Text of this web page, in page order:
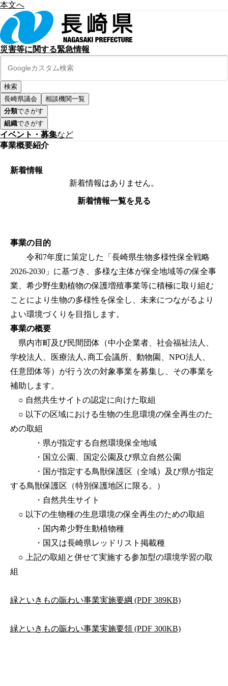
本文へ
災害等に関する緊急情報
長崎県議会
相談機関一覧
分類でさがす
組織でさがす
イベント・募集など
事業概要紹介
新着情報
新着情報はありません。
新着情報一覧を見る
事業の目的
令和7年度に策定した「長崎県生物多様性保全戦略
2026-2030」に基づき、多様な主体が保全地域等の保全事
業、希少野生動植物の保護増殖事業等に積極に取り組む
ことにより生物の多様性を保全し、未来につながるより
よい環境づくりを目指します。
事業の概要
県内市町及び民間団体（中小企業者、社会福祉法人、
学校法人、医療法人､商工会議所、動物園、NPO法人、
任意団体等）が行う次の対象事業を募集し、その事業を
補助します。
○ 自然共生サイトの認定に向けた取組
○ 以下の区域における生物の生息環境の保全再生のた
めの取組
・県が指定する自然環境保全地域
・国立公園、国定公園及び県立自然公園
・国が指定する鳥獣保護区（全域）及び県が指定
する鳥獣保護区（特別保護地区に限る。）
・自然共生サイト
○ 以下の生物種の生息環境の保全再生のための取組
・国内希少野生動植物種
・国又は長崎県レッドリスト掲載種
○ 上記の取組と併せて実施する参加型の環境学習の取
組
緑といきもの賑わい事業実施要綱 (PDF 389KB)
緑といきもの賑わい事業実施要領 (PDF 300KB)